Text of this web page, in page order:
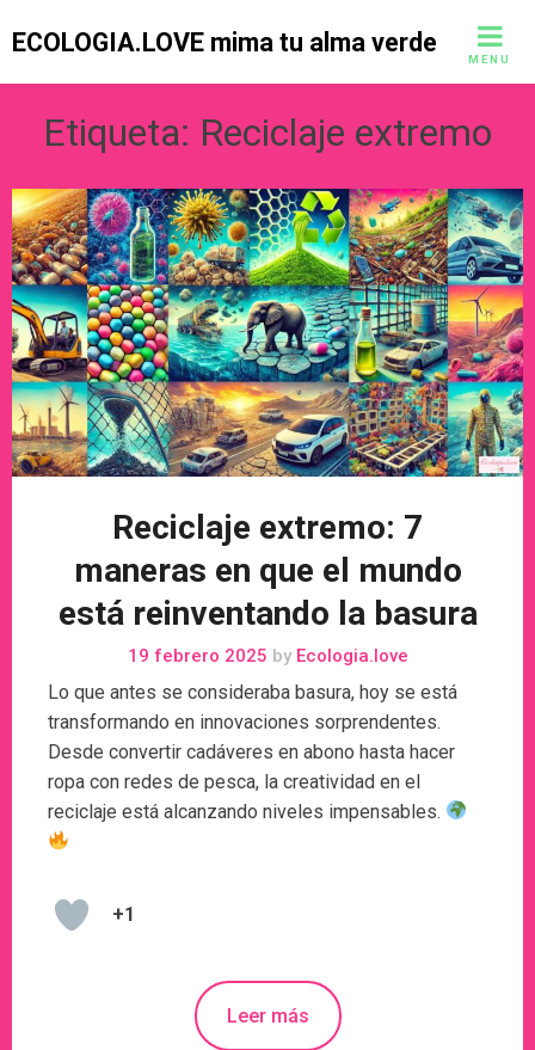
ECOLOGIA.LOVE mima tu alma verde
MENU
Etiqueta: Reciclaje extremo
Reciclaje extremo: 7
maneras en que el mundo
está reinventando la basura
19 febrero 2025 byEcologia.love
Lo que antes se consideraba basura, hoy se está
transformando en innovaciones sorprendentes.
Desde convertir cadáveres en abono hasta hacer
ropa con redes de pesca, la creatividad en el
reciclaje está alcanzando niveles impensables.
+1
Leer más